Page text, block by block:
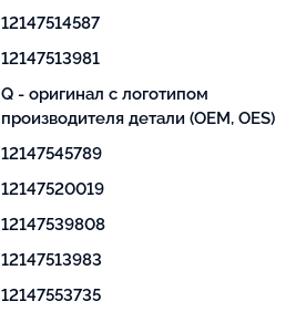
12147514587
12147513981
Q - оригинал с логотипом
производителя детали (OEM, OES)
12147545789
12147520019
12147539808
12147513983
12147553735